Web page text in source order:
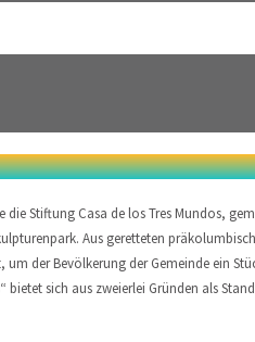
die Stiftung Casa de los Tres Mundos,
Aus geretteten
der Bevölkerung der Gemeinde ein
bietet sich aus zweierlei Gründen als